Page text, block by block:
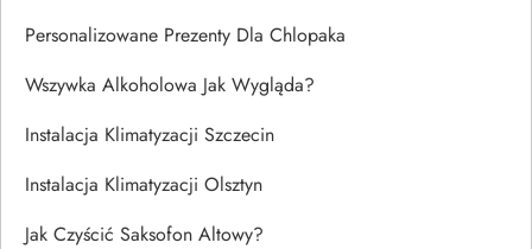
Personalizowane Prezenty Dla Chlopaka
Wszywka Alkoholowa Jak Wygląda?
Instalacja Klimatyzacji Szczecin
Instalacja Klimatyzacji Olsztyn
Jak Czyścić Saksofon Altowy?